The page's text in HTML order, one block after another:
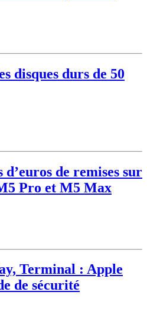
disques durs de 50
de remises sur
Pro et M5 Max
Terminal : Apple
de sécurité